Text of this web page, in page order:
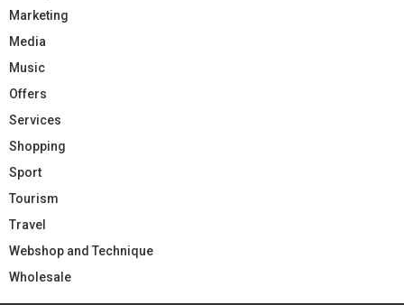
Marketing
Media
Music
Offers
Services
Shopping
Sport
Tourism
Travel
Webshop and Technique
Wholesale